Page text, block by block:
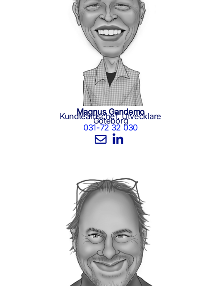
Magnus Gandemo
Kundteamschef, Utvecklare
Göteborg
031-72 32 030